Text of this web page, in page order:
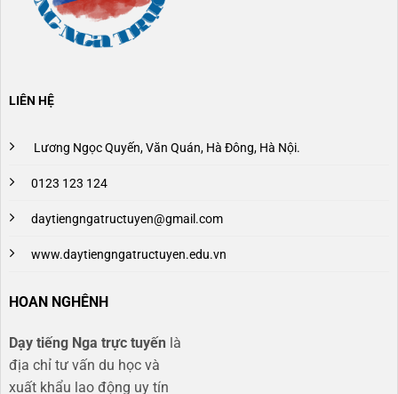
LIÊN HỆ
Lương Ngọc Quyến, Văn Quán, Hà Đông, Hà Nội.
0123 123 124
daytiengngatructuyen@gmail.com
www.daytiengngatructuyen.edu.vn
HOAN NGHÊNH
Dạy tiếng Nga trực tuyến là
địa chỉ tư vấn du học và
xuất khẩu lao động uy tín